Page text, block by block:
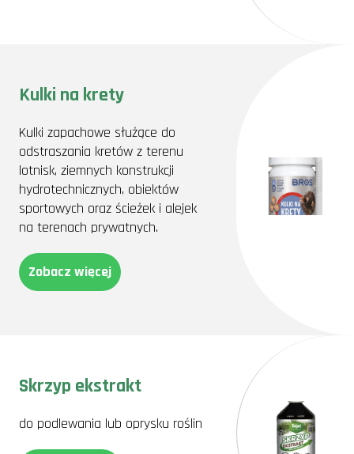
Kulki na krety
Kulki zapachowe służące do
odstraszania kretów z terenu
lotnisk, ziemnych konstrukcji
hydrotechnicznych, obiektów
sportowych oraz ścieżek i alejek
na terenach prywatnych.
Zobacz więcej
Skrzyp ekstrakt
do podlewania lub oprysku roślin